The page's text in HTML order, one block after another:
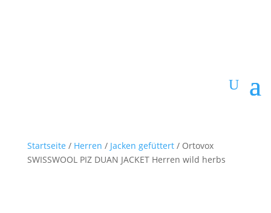
Startseite / Herren / Jacken gefüttert/ Ortovox
SWISSWOOL PIZ DUAN JACKET Herren wild herbs